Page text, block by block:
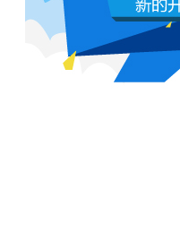
影视行业冷透了：
顶流演员台上求工作
董子健领奖的时候说："
合适的角色可以找我，档
2025年河南省电影消费惠
电影《浪浪山小妖怪》举